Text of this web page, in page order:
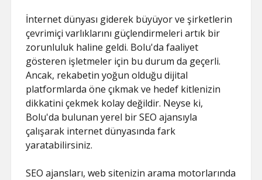
İnternet dünyası giderek büyüyor ve şirketlerin
çevrimiçi varlıklarını güçlendirmeleri artık bir
zorunluluk haline geldi. Bolu'da faaliyet
gösteren işletmeler için bu durum da geçerli.
Ancak, rekabetin yoğun olduğu dijital
platformlarda öne çıkmak ve hedef kitlenizin
dikkatini çekmek kolay değildir. Neyse ki,
Bolu'da bulunan yerel bir SEO ajansıyla
çalışarak internet dünyasında fark
yaratabilirsiniz.
SEO ajansları, web sitenizin arama motorlarında